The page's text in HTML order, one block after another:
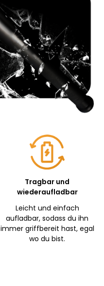
Tragbar und
wiederaufladbar
Leicht und einfach
aufladbar, sodass du ihn
immer griffbereit hast, egal
wo du bist.